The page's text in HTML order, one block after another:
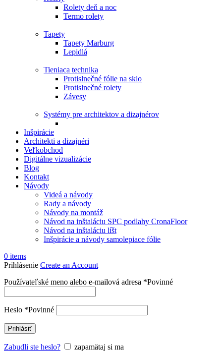
Rolety deň a noc
Termo rolety
Tapety
Tapety Marburg
Lepidlá
Tieniaca technika
Protislnečné fólie na sklo
Protislnečné rolety
Závesy
Systémy pre architektov a dizajnérov
Inšpirácie
Architekti a dizajnéri
Veľkobchod
Digitálne vizualizácie
Blog
Kontakt
Návody
Videá a návody
Rady a návody
Návody na montáž
Návod na inštaláciu SPC podlahy CronaFloor
Návod na inštaláciu líšt
Inšpirácie a návody samolepiace fólie
0 items
Prihlásenie Create an Account
Používateľské meno alebo e-mailová adresa *Povinné
Heslo *Povinné
Prihlásiť
Zabudli ste heslo? zapamätaj si ma